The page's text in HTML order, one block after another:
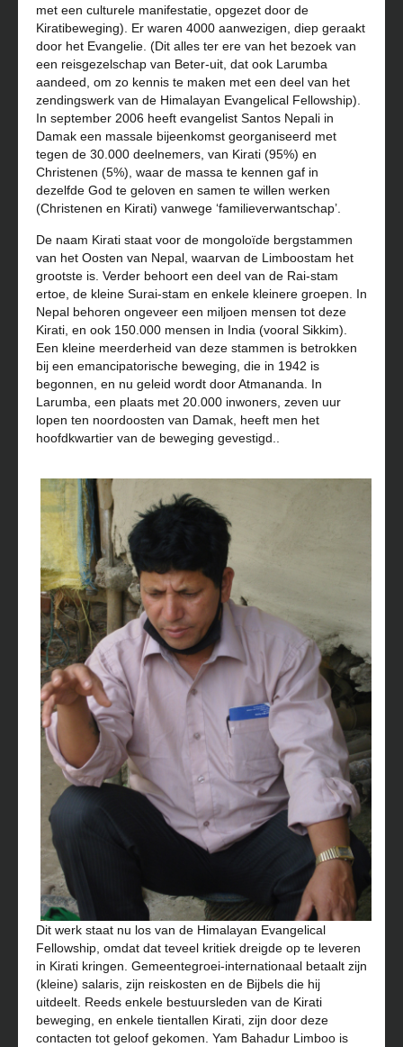
met een culturele manifestatie, opgezet door de
Kiratibeweging). Er waren 4000 aanwezigen, diep geraakt
door het Evangelie. (Dit alles ter ere van het bezoek van
een reisgezelschap van Beter-uit, dat ook Larumba
aandeed, om zo kennis te maken met een deel van het
zendingswerk van de Himalayan Evangelical Fellowship).
In september 2006 heeft evangelist Santos Nepali in
Damak een massale bijeenkomst georganiseerd met
tegen de 30.000 deelnemers, van Kirati (95%) en
Christenen (5%), waar de massa te kennen gaf in
dezelfde God te geloven en samen te willen werken
(Christenen en Kirati) vanwege ‘familieverwantschap’.
De naam Kirati staat voor de mongoloïde bergstammen
van het Oosten van Nepal, waarvan de Limboostam het
grootste is. Verder behoort een deel van de Rai-stam
ertoe, de kleine Surai-stam en enkele kleinere groepen. In
Nepal behoren ongeveer een miljoen mensen tot deze
Kirati, en ook 150.000 mensen in India (vooral Sikkim).
Een kleine meerderheid van deze stammen is betrokken
bij een emancipatorische beweging, die in 1942 is
begonnen, en nu geleid wordt door Atmananda. In
Larumba, een plaats met 20.000 inwoners, zeven uur
lopen ten noordoosten van Damak, heeft men het
hoofdkwartier van de beweging gevestigd..
Dit werk staat nu los van de Himalayan Evangelical
Fellowship, omdat dat teveel kritiek dreigde op te leveren
in Kirati kringen. Gemeentegroei-internationaal betaalt zijn
(kleine) salaris, zijn reiskosten en de Bijbels die hij
uitdeelt. Reeds enkele bestuursleden van de Kirati
beweging, en enkele tientallen Kirati, zijn door deze
contacten tot geloof gekomen. Yam Bahadur Limboo is